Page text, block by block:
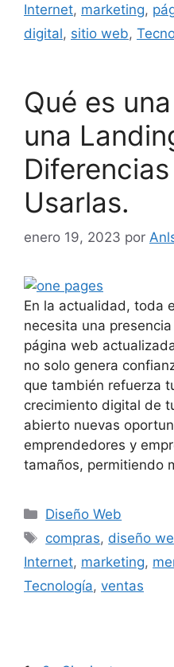
Internet, marketing,
digital, sitio web,
Qué es
una
Usarlas.
enero 19, 2023 por
En la actualidad, toda
necesita una
página web
no solo genera
que también refuerza
crecimiento digital de
abierto nuevas
emprendedores y
tamaños, permitiendo
Diseño Web
compras, diseño
Internet, marketing,
Tecnología, ventas